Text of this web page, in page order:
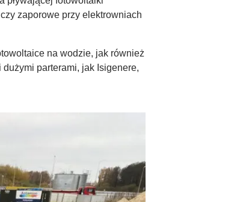
zaporowe przy elektrowniach
na wodzie, jak również
parterami, jak Isigenere,